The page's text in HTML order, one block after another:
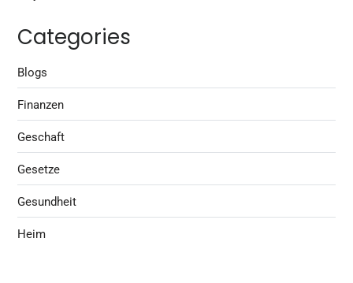
Categories
Blogs
Finanzen
Geschaft
Gesetze
Gesundheit
Heim